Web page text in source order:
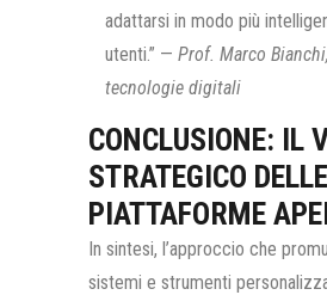
adattarsi in modo più
utenti.” — Prof. Marco
tecnologie digitali
CONCLUSIONE: IL
STRATEGICO DELLE
PIATTAFORME
In sintesi, l’approccio che
sistemi e strumenti